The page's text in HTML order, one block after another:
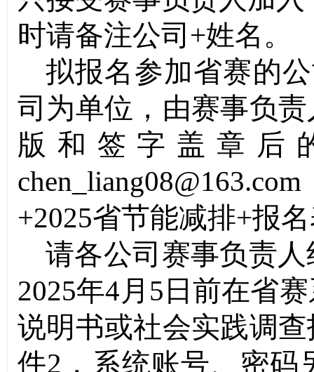
时请备注公司 +姓名。
拟报名参加省赛的
司为单位， 由赛事负责
版和签字盖章后
chen_liang08@163.com
+2025省节能减排+报
请各公司赛事负责
2025年4月 5 日前在省
说明书或社会实践调
件2 ，系统账号、密